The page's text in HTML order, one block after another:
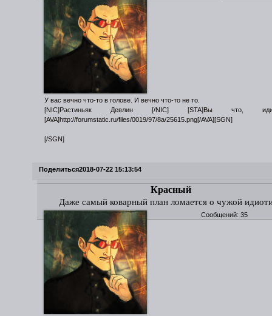
У вас вечно что-то в голове. И вечно что-то не то.
[NIC]Растиньяк Девлин [/NIC] [STA]Вы что,
[AVA]http://forumstatic.ru/files/0019/97/8a/25615.png[/AVA][SGN]
[/SGN]
Поделиться2018-07-22 15:13:54
Красный
Даже самый коварный план ломается о чужой
Сообщений: 35